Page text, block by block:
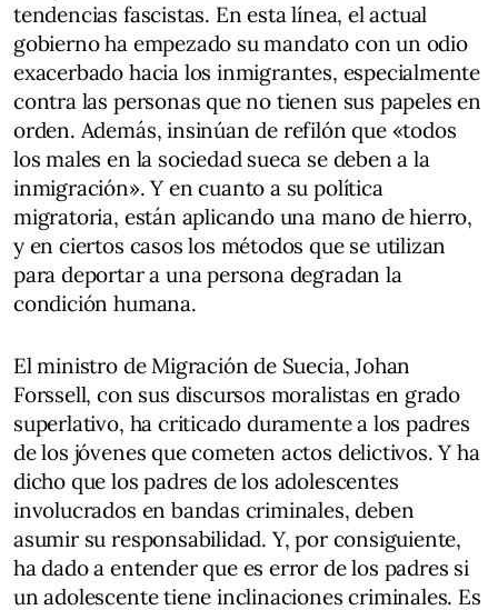
tendencias fascistas. En esta línea, el actual
gobierno ha empezado su mandato con un odio
exacerbado hacia los inmigrantes, especialmente
contra las personas que no tienen sus papeles en
orden. Además, insinúan de refilón que «todos
los males en la sociedad sueca se deben a la
inmigración». Y en cuanto a su política
migratoria, están aplicando una mano de hierro,
y en ciertos casos los métodos que se utilizan
para deportar a una persona degradan la
condición humana.
El ministro de Migración de Suecia, Johan
Forssell, con sus discursos moralistas en grado
superlativo, ha criticado duramente a los padres
de los jóvenes que cometen actos delictivos. Y ha
dicho que los padres de los adolescentes
involucrados en bandas criminales, deben
asumir su responsabilidad. Y, por consiguiente,
ha dado a entender que es error de los padres si
un adolescente tiene inclinaciones criminales. Es